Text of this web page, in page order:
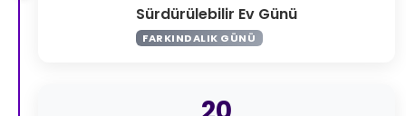
Sürdürülebilir Ev Günü
FARKINDALIK GÜNÜ